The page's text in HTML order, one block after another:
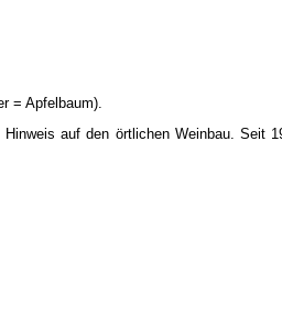
= Apfelbaum).
auf den örtlichen Weinbau. Seit